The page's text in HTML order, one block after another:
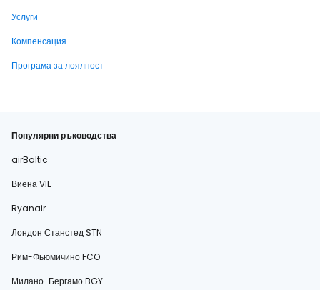
Услуги
Компенсация
Програма за лоялност
Популярни ръководства
airBaltic
Виена VIE
Ryanair
Лондон Станстед STN
Рим-Фьюмичино FCO
Милано-Бергамо BGY